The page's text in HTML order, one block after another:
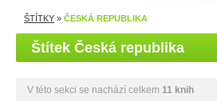
ŠTÍTKY » ČESKÁ REPUBLIKA
Štítek Česká republika
V této sekci se nachází celkem 11 knih